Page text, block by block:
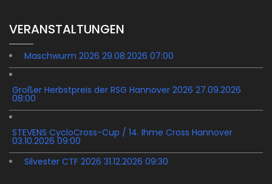
VERANSTALTUNGEN
Maschwurm 2026 29.08.2026 07:00
Großer Herbstpreis der RSG Hannover 2026 27.09.2026
08:00
STEVENS CycloCross-Cup / 14. Ihme Cross Hannover
03.10.2026 09:00
Silvester CTF 2026 31.12.2026 09:30